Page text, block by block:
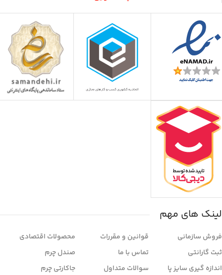
لینک های مهم
فروش سازمانی
ثبت گارانتی
اندازه گیری سایز پا
قوانین و مقررات
تماس با ما
سوالات متداول
محصولات اقتصادی
صندل چرم
جاکارتی چرم